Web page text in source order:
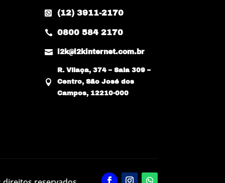
 (12) 3911-2170
 0800 584 2170
 l2k@l2kinternet.com.br

R. Vilaça, 374 – Sala 309 –
Centro, São José dos
Campos, 12210-000